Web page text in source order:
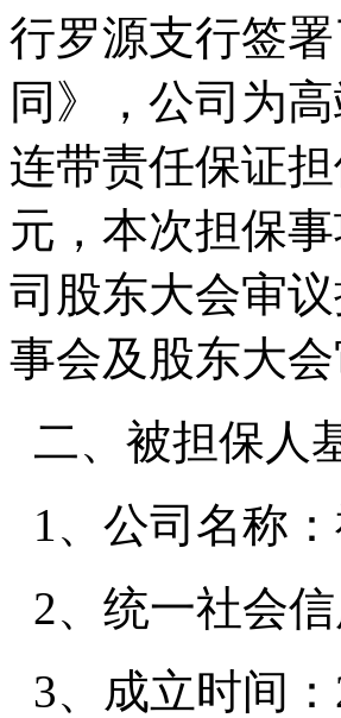
行罗源支行签
同》，公司为
连带责任保证
元，本次担保
司股东大会审
事会及股东大会
二、被担保人
1、公司名称
2、统一社会
3、成立时间